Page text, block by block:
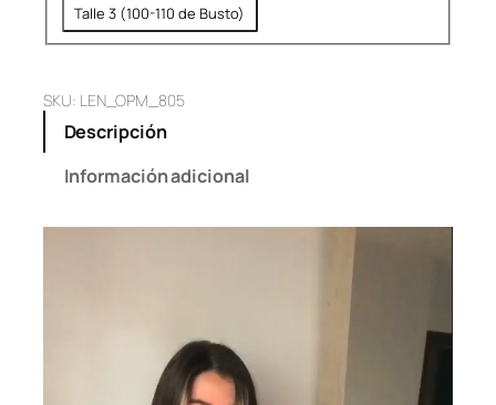
Talle 3 (100-110 de Busto)
SKU: LEN_OPM_805
Descripción
Información adicional